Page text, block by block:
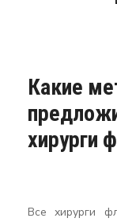
Какие
хирурги
Все хирурги